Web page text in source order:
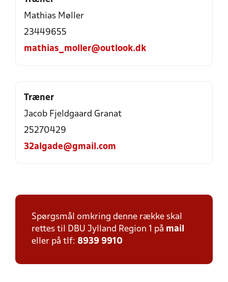
Mathias Møller
23449655
mathias_moller@outlook.dk
Træner
Jacob Fjeldgaard Granat
25270429
32algade@gmail.com
Spørgsmål omkring denne række skal
rettes til DBU Jylland Region 1 på mail
eller på tlf: 8939 9910